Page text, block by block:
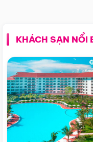
KHÁCH SẠN NỔI